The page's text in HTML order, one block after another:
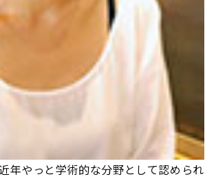
年やっと学術的な分野として認められ